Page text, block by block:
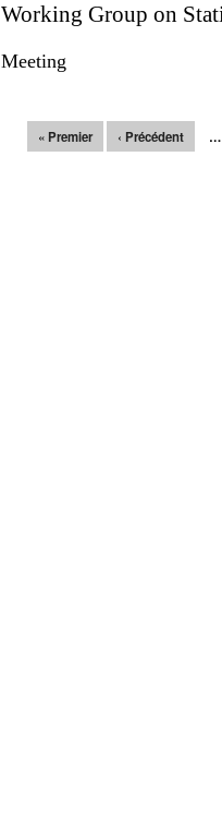
Working Group on
Meeting
Pages« Premier ‹ Précédent …